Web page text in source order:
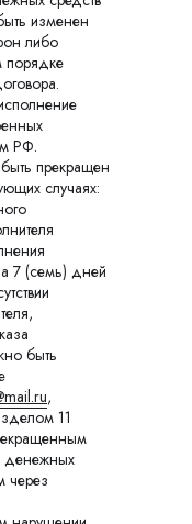
изменен
либо
порядке
РФ.
прекращен
случаях:
7 (семь) дней
быть
,
11
денежных
через